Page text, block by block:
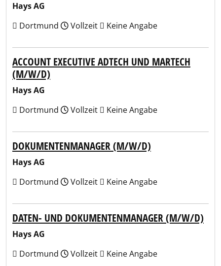
Hays AG
Dortmund
Vollzeit Keine Angabe
ACCOUNT EXECUTIVE ADTECH UND MARTECH
(M/W/D)
Hays AG
Dortmund
Vollzeit Keine Angabe
DOKUMENTENMANAGER (M/W/D)
Hays AG
Dortmund
Vollzeit Keine Angabe
DATEN- UND DOKUMENTENMANAGER (M/W/D)
Hays AG
Dortmund
Vollzeit Keine Angabe